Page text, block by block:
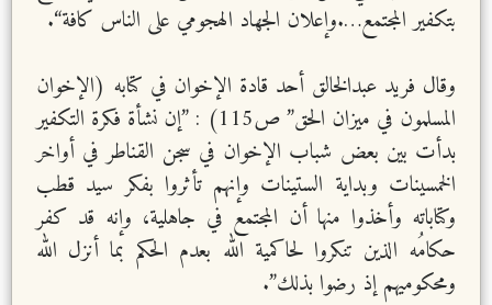
بتكفير المجتمع….وإعلان الجهاد الهجومي على الناس كافة“.
وقال فريد عبدالخالق أحد قادة الإخوان في كتابه (الإخوان
المسلمون في ميزان الحق” ص115) : ”إن نشأة فكرة التكفير
بدأت بين بعض شباب الإخوان في سجن القناطر في أواخر
الخمسينات وبداية الستينات وإنهم تأثروا بفكر سيد قطب
وكتاباته وأخذوا منها أن المجتمع في جاهلية، وإنه قد كفر
حكامُه الذين تنكروا لحاكمية الله بعدم الحكم بما أنزل الله
ومحكوميهم إذ رضوا بذلك”.